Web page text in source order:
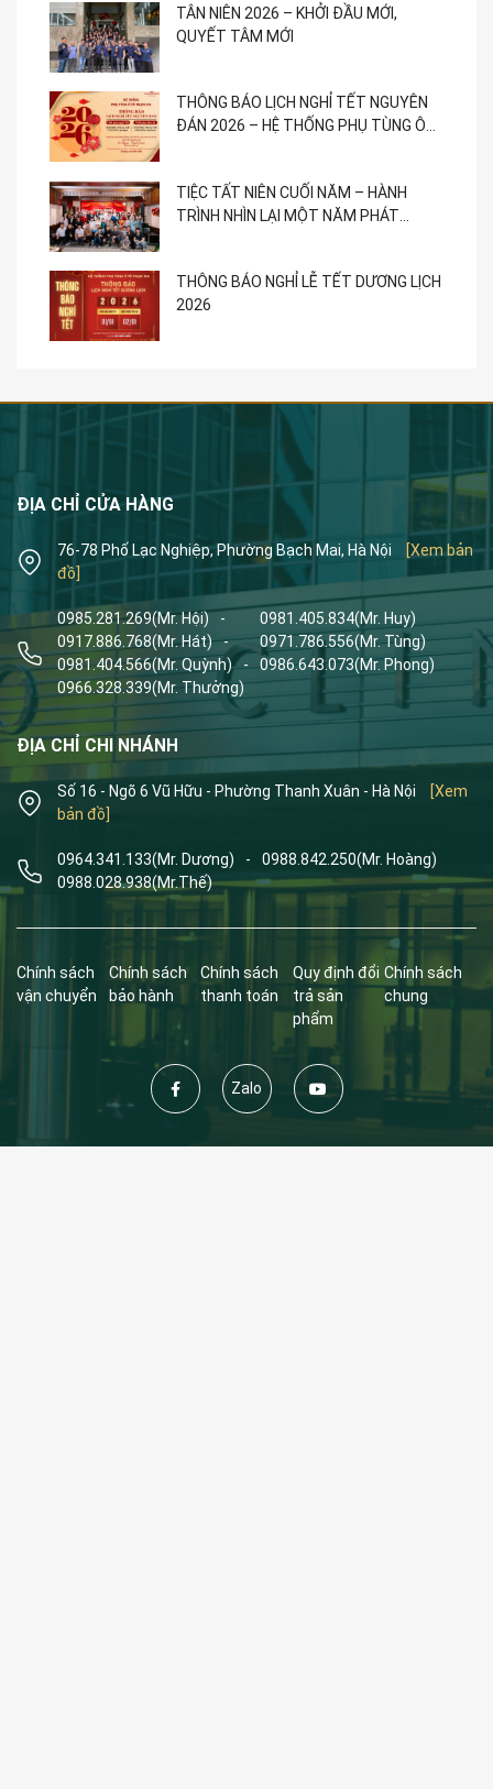
TÂN NIÊN 2026 – KHỞI ĐẦU MỚI,
QUYẾT TÂM MỚI
THÔNG BÁO LỊCH NGHỈ TẾT NGUYÊN
ĐÁN 2026 – HỆ THỐNG PHỤ TÙNG Ô
TIỆC TẤT NIÊN CUỐI NĂM – HÀNH
TRÌNH NHÌN LẠI MỘT NĂM PHÁT
THÔNG BÁO NGHỈ LỄ TẾT DƯƠNG LỊCH
2026
ĐỊA CHỈ CỬA HÀNG
76-78 Phố Lạc Nghiệp, Phường Bạch Mai, Hà Nội
[Xem bản
đồ]
0985.281.269(Mr. Hội) - 0981.405.834(Mr. Huy)
0917.886.768(Mr. Hát) - 0971.786.556(Mr. Tùng)
0981.404.566(Mr. Quỳnh) - 0986.643.073(Mr. Phong)
0966.328.339(Mr. Thưởng)
ĐỊA CHỈ CHI NHÁNH
Số 16 - Ngõ 6 Vũ Hữu - Phường Thanh Xuân - Hà Nội
[Xem
bản đồ]
0964.341.133(Mr. Dương) - 0988.842.250(Mr. Hoàng)
0988.028.938(Mr.Thế)
Chính sách
vận chuyển
Chính sách
bảo hành
Chính sách
thanh toán
Quy định đổi
trả sản
phẩm
Chính sách
chung
Zalo